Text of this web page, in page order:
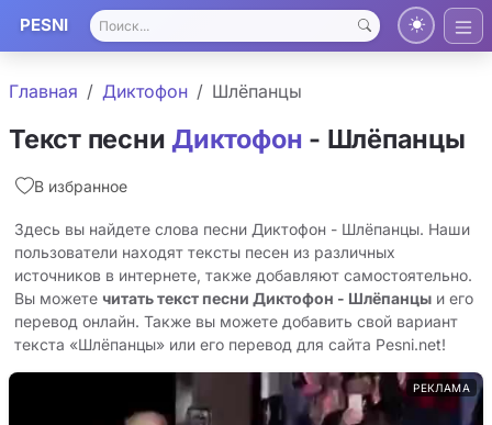
PESNI
Главная Диктофон Шлёпанцы
Текст песниДиктофон - Шлёпанцы
В избранное
Здесь вы найдете слова песни Диктофон - Шлёпанцы. Наши
пользователи находят тексты песен из различных
источников в интернете, также добавляют самостоятельно.
Вы можете читать текст песни Диктофон - Шлёпанцы и его
перевод онлайн. Также вы можете добавить свой вариант
текста «Шлёпанцы» или его перевод для сайта Pesni.net!
РЕКЛАМА